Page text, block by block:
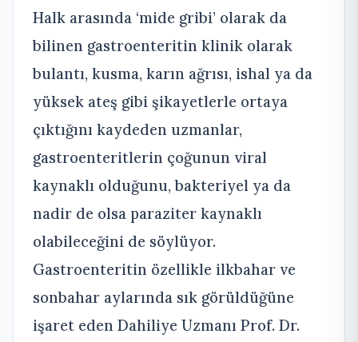
Halk arasında ‘mide gribi’ olarak da
bilinen gastroenteritin klinik olarak
bulantı, kusma, karın ağrısı, ishal ya da
yüksek ateş gibi şikayetlerle ortaya
çıktığını kaydeden uzmanlar,
gastroenteritlerin çoğunun viral
kaynaklı olduğunu, bakteriyel ya da
nadir de olsa paraziter kaynaklı
olabileceğini de söylüyor.
Gastroenteritin özellikle ilkbahar ve
sonbahar aylarında sık görüldüğüne
işaret eden Dahiliye Uzmanı Prof. Dr.